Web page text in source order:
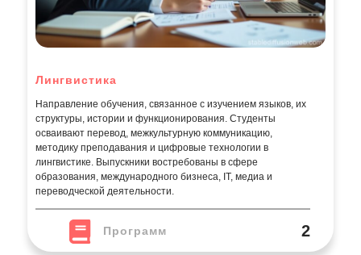
Лингвистика
Направление обучения, связанное с изучением языков, их
структуры, истории и функционирования. Студенты
осваивают перевод, межкультурную коммуникацию,
методику преподавания и цифровые технологии в
лингвистике. Выпускники востребованы в сфере
образования, международного бизнеса, IT, медиа и
переводческой деятельности.
Программ 2